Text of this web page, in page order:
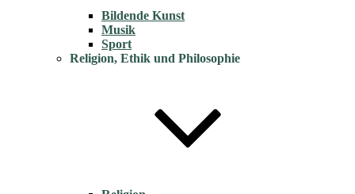
Bildende Kunst
Musik
Sport
Religion, Ethik und Philosophie